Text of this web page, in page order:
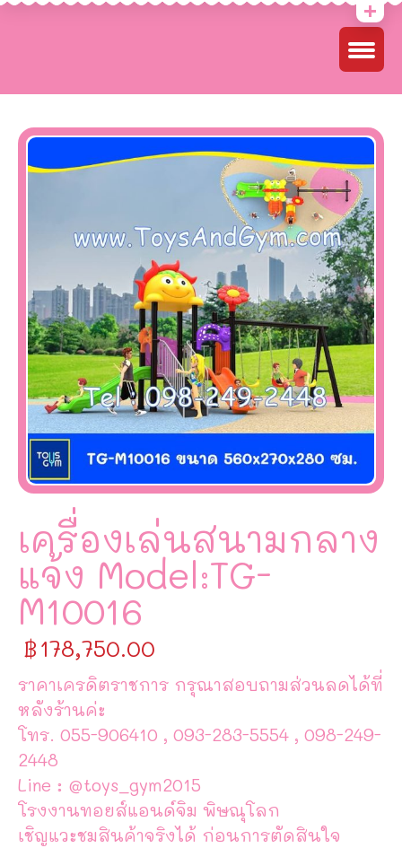
เครื่องเล่นสนามกลาง
แจ้ง Model:TG-
M10016
฿178,750.00
ราคาเครดิตราชการ กรุณาสอบถามส่วนลดได้ที่
หลังร้านค่ะ
โทร. 055-906410 , 093-283-5554 , 098-249-
2448
Line : @toys_gym2015
โรงงานทอยส์แอนด์จิม พิษณุโลก
เชิญแวะชมสินค้าจริงได้ ก่อนการตัดสินใจ